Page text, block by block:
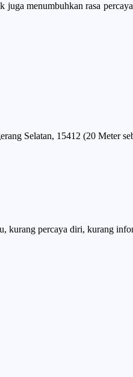
juga menumbuhkan rasa
Selatan, 15412 (20 Meter
kurang percaya diri, kurang